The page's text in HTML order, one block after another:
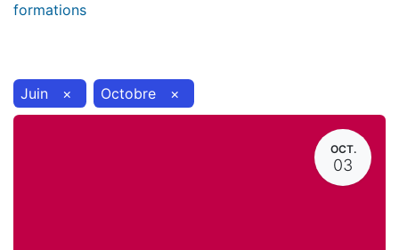
formations
Juin × Octobre ×
OCT.
03